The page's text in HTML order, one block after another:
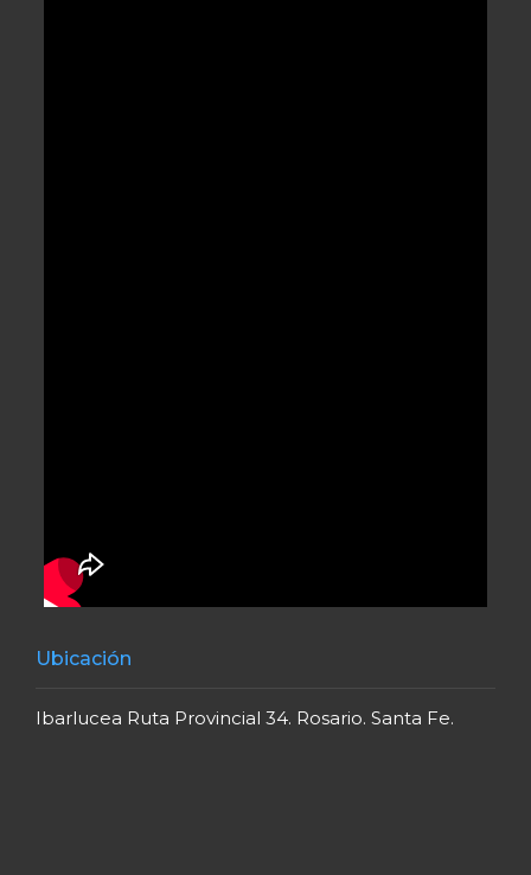
Ubicación
Ibarlucea Ruta Provincial 34. Rosario. Santa Fe.